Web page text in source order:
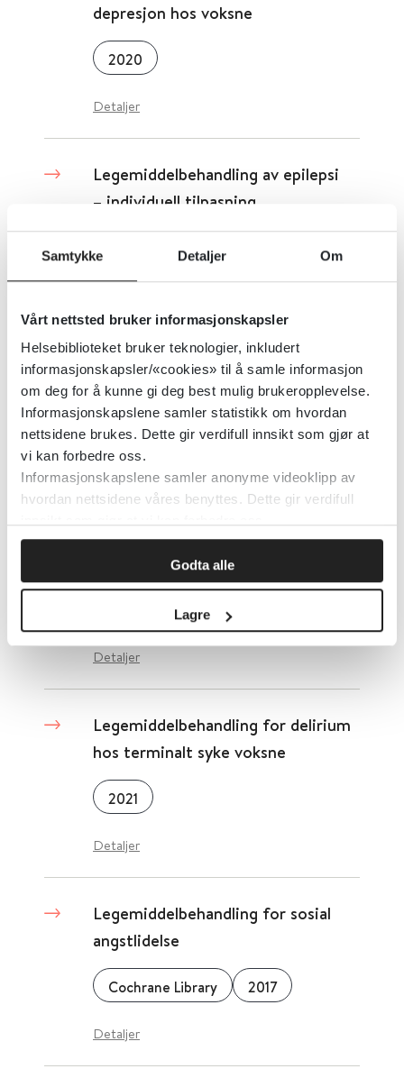
Samtykke Detaljer Om
Vårt nettsted bruker informasjonskapsler
Helsebiblioteket bruker teknologier, inkludert
informasjonskapsler/«cookies» til å samle informasjon
om deg for å kunne gi deg best mulig brukeropplevelse.
Informasjonskapslene samler statistikk om hvordan
nettsidene brukes. Dette gir verdifull innsikt som gjør at
vi kan forbedre oss.
Informasjonskapslene samler anonyme videoklipp av
hvordan nettsidene våres benyttes. Dette gir verdifull
Godta alle
Lagre
depresjon hos voksne
2020
Detaljer
Legemiddelbehandling av epilepsi
– individuell tilpasning
Helsebiblioteket
Legemiddelbehandling av
trikotillomani
Cochrane Library 2021
Detaljer
Legemiddelbehandling for
antipsykotika-relatert
forstoppelse
Cochrane Library
Detaljer
Legemiddelbehandling for delirium
hos terminalt syke voksne
2021
Detaljer
Legemiddelbehandling for sosial
angstlidelse
Cochrane Library 2017
Detaljer